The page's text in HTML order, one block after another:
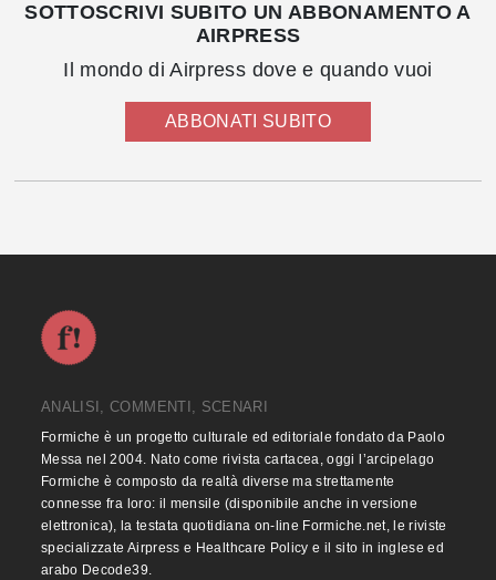
SOTTOSCRIVI SUBITO UN ABBONAMENTO A
AIRPRESS
Il mondo di Airpress dove e quando vuoi
ABBONATI SUBITO
ANALISI, COMMENTI, SCENARI
Formiche è un progetto culturale ed editoriale fondato da Paolo
Messa nel 2004. Nato come rivista cartacea, oggi l’arcipelago
Formiche è composto da realtà diverse ma strettamente
connesse fra loro: il mensile (disponibile anche in versione
elettronica), la testata quotidiana on-line Formiche.net, le riviste
specializzate Airpress e Healthcare Policy e il sito in inglese ed
arabo Decode39.